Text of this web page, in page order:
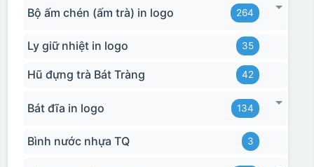
Bộ ấm chén (ấm trà) in logo 264
Ly giữ nhiệt in logo 35
Hũ đựng trà Bát Tràng 42
Bát đĩa in logo 134
Bình nước nhựa TQ 3